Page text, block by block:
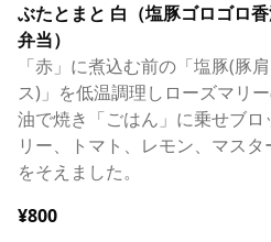
ぶたとまと 白（塩豚ゴロゴロ
弁当）
「赤」に煮込む前の「塩豚(豚
ス)」を低温調理しローズマリ
油で焼き「ごはん」に乗せブロ
リー、トマト、レモン、マスタ
をそえました。
¥800